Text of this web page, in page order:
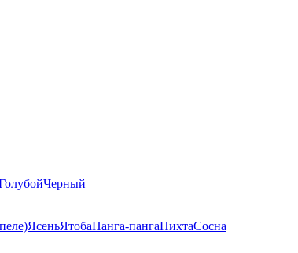
Черный
ЯсеньЯтобаПанга-пангаПихтаСосна